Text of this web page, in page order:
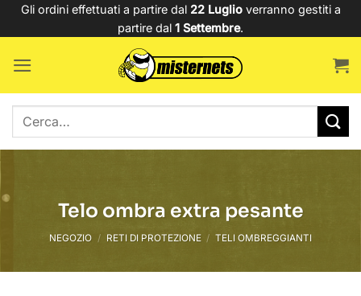
SaltaGli ordini effettuati a partire dal 22 Luglioverranno gestiti a
partire dal 1 Settembre.
Cerca:
Telo ombra extra pesante
NEGOZIO / RETI DI PROTEZIONE / TELI OMBREGGIANTI